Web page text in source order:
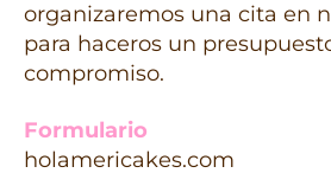
organizaremos una cita en
para haceros un
compromiso.
Formulario
holamericakes.com